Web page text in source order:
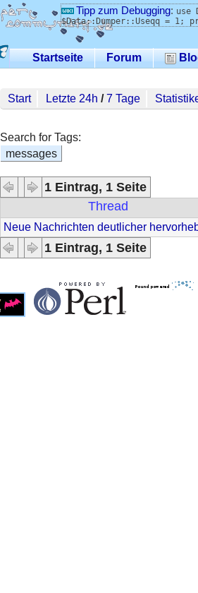
Tipp zum Debugging: use
$Data::Dumper::Useqq = 1;
Startseite Forum
Start Letzte 24h /7 Tage
Search for Tags:
messages
1 Eintrag, 1 Seite
Thread
Neue Nachrichten deutlicher
1 Eintrag, 1 Seite